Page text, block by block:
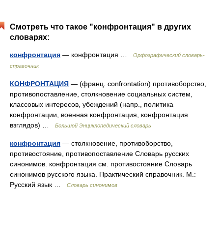
Смотреть что такое "конфронтация" в других
словарях:
конфронтация — конфронтация …
Орфографический словарь-
справочник
КОНФРОНТАЦИЯ — (франц. confrontation) противоборство,
противопоставление, столкновение социальных систем,
классовых интересов, убеждений (напр., политика
конфронтации, военная конфронтация, конфронтация
взглядов) …
Большой Энциклопедический словарь
конфронтация — столкновение, противоборство,
противостояние, противопоставление Словарь русских
синонимов. конфронтация см. противостояние Словарь
синонимов русского языка. Практический справочник. М.:
Русский язык …
Словарь синонимов